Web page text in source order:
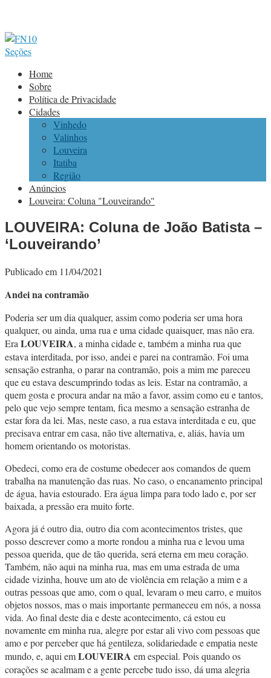
Seções
Home
Sobre
Política de Privacidade
Cidades
Vinhedo
Valinhos
Louveira
Itatiba
Região
Anúncios
Louveira: Coluna "Louveirando"
LOUVEIRA: Coluna de João Batista –
‘Louveirando’
Publicado em 11/04/2021
Andei na contramão
Poderia ser um dia qualquer, assim como poderia ser uma hora
qualquer, ou ainda, uma rua e uma cidade quaisquer, mas não era.
Era LOUVEIRA, a minha cidade e, também a minha rua que
estava interditada, por isso, andei e parei na contramão. Foi uma
sensação estranha, o parar na contramão, pois a mim me pareceu
que eu estava descumprindo todas as leis. Estar na contramão, a
quem gosta e procura andar na mão a favor, assim como eu e tantos,
pelo que vejo sempre tentam, fica mesmo a sensação estranha de
estar fora da lei. Mas, neste caso, a rua estava interditada e eu, que
precisava entrar em casa, não tive alternativa, e, aliás, havia um
homem orientando os motoristas.
Obedeci, como era de costume obedecer aos comandos de quem
trabalha na manutenção das ruas. No caso, o encanamento principal
de água, havia estourado. Era água limpa para todo lado e, por ser
baixada, a pressão era muito forte.
Agora já é outro dia, outro dia com acontecimentos tristes, que
posso descrever como a morte rondou a minha rua e levou uma
pessoa querida, que de tão querida, será eterna em meu coração.
Também, não aqui na minha rua, mas em uma estrada de uma
cidade vizinha, houve um ato de violência em relação a mim e a
outras pessoas que amo, com o qual, levaram o meu carro, e muitos
objetos nossos, mas o mais importante permaneceu em nós, a nossa
vida. Ao final deste dia e deste acontecimento, cá estou eu
novamente em minha rua, alegre por estar ali vivo com pessoas que
amo e por perceber que há gentileza, solidariedade e empatia neste
mundo, e, aqui emLOUVEIRA em especial. Pois quando os
corações se acalmam e a gente percebe tudo isso, dá uma alegria